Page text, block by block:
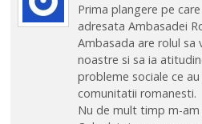
Prima plangere pe
adresata Ambasadei
Ambasada are rolul sa
noastre si sa ia
probleme sociale ce
comunitatii romanesti.
Nu de mult timp m-